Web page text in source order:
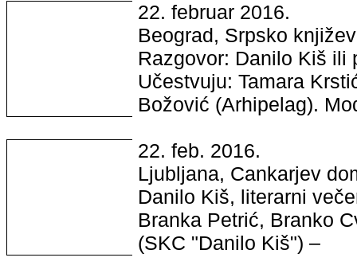
22. februar 2016.
Beograd, Srpsko
Razgovor: Danilo Kiš ili
Učestvuju: Tamara
Božović (Arhipelag).
22. feb. 2016.
Ljubljana, Cankarjev
Danilo Kiš, literarni
Branka Petrić, Branko
(SKC "Danilo Kiš") –